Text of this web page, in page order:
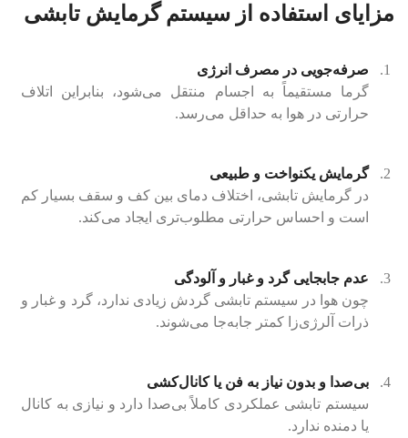
مزایای استفاده از سیستم گرمایش تابشی
صرفه‌جویی در مصرف انرژی
گرما مستقیماً به اجسام منتقل می‌شود، بنابراین اتلاف
حرارتی در هوا به حداقل می‌رسد.
گرمایش یکنواخت و طبیعی
در گرمایش تابشی، اختلاف دمای بین کف و سقف بسیار کم
است و احساس حرارتی مطلوب‌تری ایجاد می‌کند.
عدم جابجایی گرد و غبار و آلودگی
چون هوا در سیستم تابشی گردش زیادی ندارد، گرد و غبار و
ذرات آلرژی‌زا کمتر جابه‌جا می‌شوند.
بی‌صدا و بدون نیاز به فن یا کانال‌کشی
سیستم تابشی عملکردی کاملاً بی‌صدا دارد و نیازی به کانال
یا دمنده ندارد.